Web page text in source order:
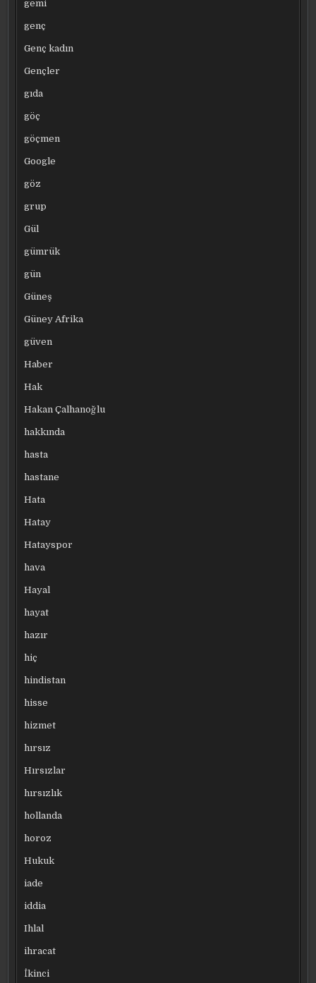
gemi
genç
Genç kadın
Gençler
gıda
göç
göçmen
Google
göz
grup
Gül
gümrük
gün
Güneş
Güney Afrika
güven
Haber
Hak
Hakan Çalhanoğlu
hakkında
hasta
hastane
Hata
Hatay
Hatayspor
hava
Hayal
hayat
hazır
hiç
hindistan
hisse
hizmet
hırsız
Hırsızlar
hırsızlık
hollanda
horoz
Hukuk
iade
iddia
Ihlal
ihracat
İkinci